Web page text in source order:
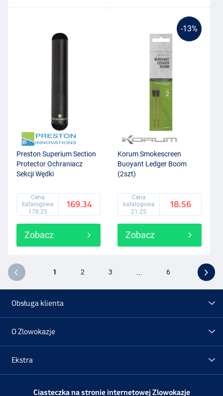
Preston Superium Section
Protector Ochraniacz
Sekcji Wędki
Cena
katalogowa
178.25
169.34
Zobacz
-13%
Korum Smokescreen
Buoyant Ledger Boom
(2szt)
Cena
katalogowa
21.25
18.56
Zobacz
1 2 3 ... 6
Obsługa klienta
O Zlowokazje
Ekstra
PromocjeCiasteczka na stronie internetowej Zlowokazje